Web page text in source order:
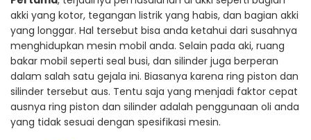
akki yang kotor, tegangan listrik yang habis, dan bagian akki
yang longgar. Hal tersebut bisa anda ketahui dari susahnya
menghidupkan mesin mobil anda. Selain pada aki, ruang
bakar mobil seperti seal busi, dan silinder juga berperan
dalam salah satu gejala ini. Biasanya karena ring piston dan
silinder tersebut aus. Tentu saja yang menjadi faktor cepat
ausnya ring piston dan silinder adalah penggunaan oli anda
yang tidak sesuai dengan spesifikasi mesin.